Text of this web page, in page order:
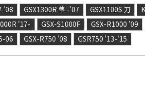
'08 GSX1300R 隼 -'07 GSX1100S 刀
'17- GSX-S1000F
GSX-R1000 '09
06 GSX-R750 '08 GSR750 '13-'15